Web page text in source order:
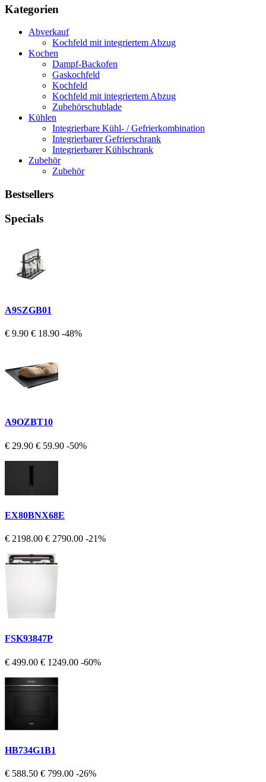
Kategorien
Abverkauf
Kochfeld mit integriertem Abzug
Kochen
Dampf-Backofen
Gaskochfeld
Kochfeld
Kochfeld mit integriertem Abzug
Zubehörschublade
Kühlen
Integrierbare Kühl- / Gefrierkombination
Integrierbarer Gefrierschrank
Integrierbarer Kühlschrank
Zubehör
Zubehör
Bestsellers
Specials
A9SZGB01
€ 9.90 € 18.90 -48%
A9OZBT10
€ 29.90 € 59.90 -50%
EX80BNX68E
€ 2198.00 € 2790.00 -21%
FSK93847P
€ 499.00 € 1249.00 -60%
HB734G1B1
€ 588.50 € 799.00 -26%